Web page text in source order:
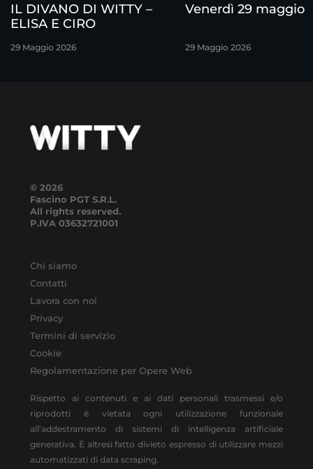
IL DIVANO DI WITTY –
ELISA E CIRO
29 Maggio 2026
Venerdì 29 maggio
29 Maggio 2026
© 2026
Fascino PGT S.R.L.
All rights reserved.
P.IVA 03632721001
Chi siamo
Contatti
Lavora con noi
Privacy
Termini di servizio
Cookie
Regolamentazione per Opere Web
Rispetto ai contenuti e ai dati personali trasmessi e/o
riprodotti è vietata ogni utilizzazione funzionale
all’addestramento di sistemi di intelligenza artificiale
generativa. È altresì fatto divieto espresso di utilizzare mezzi
automatizzati di data scraping.